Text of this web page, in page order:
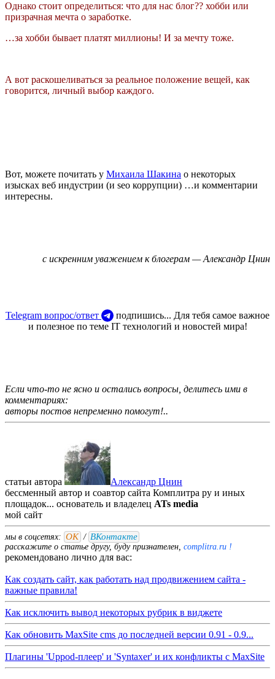
Однако стоит определиться: что для нас блог?? хобби или
призрачная мечта о заработке.
…за хобби бывает платят миллионы! И за мечту тоже.
А вот раскошеливаться за реальное положение вещей, как
говорится, личный выбор каждого.
Вот, можете почитать у Михаила Шакина о некоторых
изысках веб индустрии (и seo коррупции) …и комментарии
интересны.
с искренним уважением к блогерам — Александр Цнин
Telegram вопрос/ответ
подпишись... Для тебя самое важное
и полезное по теме IT технологий и новостей мира!
Если что-то не ясно и остались вопросы, делитесь ими в
комментариях:
авторы постов непременно помогут!..
статьи автора
Александр Цнин
бессменный автор и соавтор сайта Комплитра ру и иных
площадок... основатель и владелец ATs media
мой сайт
мы в соцсетях: ОК / ВКонтакте
расскажите о статье другу, буду признателен, complitra.ru !
рекомендовано лично для вас:
Как создать сайт, как работать над продвижением сайта -
важные правила!
Как исключить вывод некоторых рубрик в виджете
Как обновить MaxSite cms до последней версии 0.91 - 0.9...
Плагины 'Uppod-плеер' и 'Syntaxer' и их конфликты с MaxSite